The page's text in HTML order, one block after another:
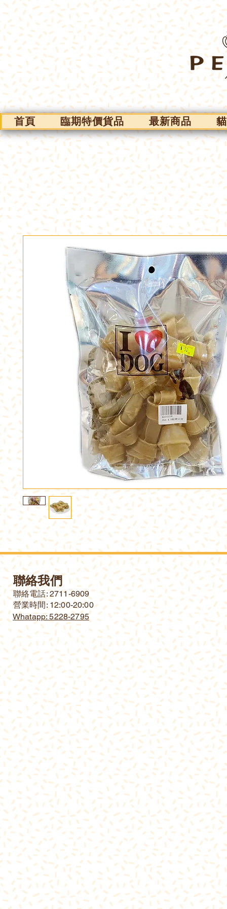
首頁 臨期特價貨品 最新商品
聯絡我們
​聯絡電話: 2711-6909
營業時間: 12:00-20:00
Whatapp: 5228-2795